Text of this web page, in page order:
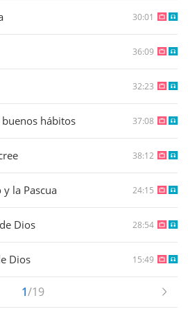
30:01
36:09
32:23
hábitos 37:08
38:12
la Pascua 24:15
Dios 28:54
Dios 15:49
1/19